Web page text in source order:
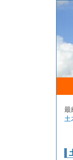
最
土